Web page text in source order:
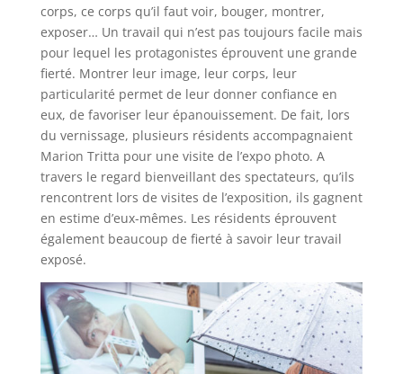
corps, ce corps qu’il faut voir, bouger, montrer,
exposer… Un travail qui n’est pas toujours facile mais
pour lequel les protagonistes éprouvent une grande
fierté. Montrer leur image, leur corps, leur
particularité permet de leur donner confiance en
eux, de favoriser leur épanouissement. De fait, lors
du vernissage, plusieurs résidents accompagnaient
Marion Tritta pour une visite de l’expo photo. A
travers le regard bienveillant des spectateurs, qu’ils
rencontrent lors de visites de l’exposition, ils gagnent
en estime d’eux-mêmes. Les résidents éprouvent
également beaucoup de fierté à savoir leur travail
exposé.